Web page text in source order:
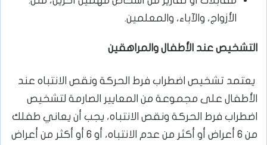
الأزواج، والآباء، والمعلمين.
التشخيص عند الأطفال والمراهقين
يعتمد تشخيص اضطراب فرط الحركة ونقص الانتباه عند
الأطفال على مجموعة من المعايير الصارمة لتشخيص
اضطراب فرط الحركة ونقص الانتباه، يجب أن يعاني طفلك
من 6 أعراض أو أكثر من عدم الانتباه، أو 6 أو أكثر من أعراض